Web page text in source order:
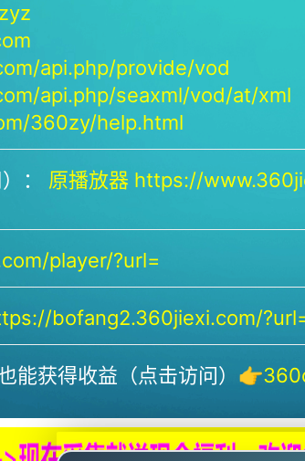
api.php/provide/vod
api.php/seaxml/vod/at/xml
360zy/help.html
： 原播放器 https://
player/?url=
bofang2.360jiexi.com/
能获得收益（点击访问）👉